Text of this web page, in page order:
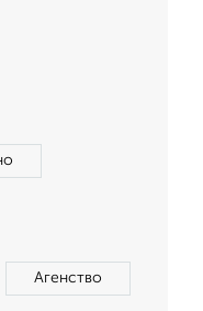
Агенство